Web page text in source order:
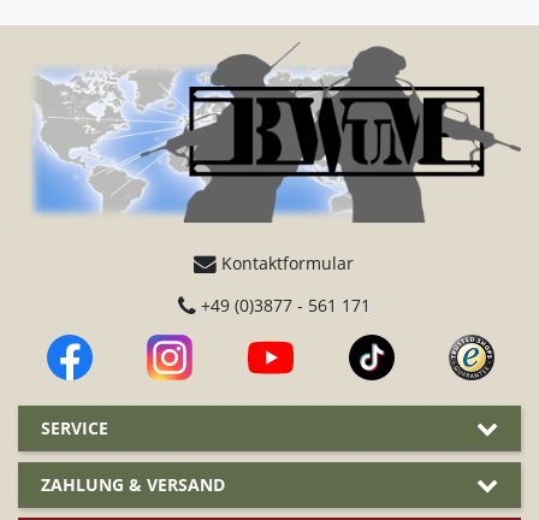
Kontaktformular
+49 (0)3877 - 561 171
SERVICE
ZAHLUNG & VERSAND